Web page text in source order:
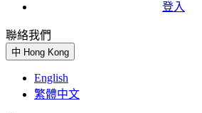
登入
聯絡我們
中 Hong Kong
English
繁體中文